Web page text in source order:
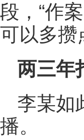
段，“作
可以多攒
两三年
李某如
播。